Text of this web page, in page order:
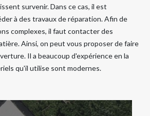
survenir. Dans ce cas, il est
à des travaux de réparation. Afin de
complexes, il faut contacter des
Ainsi, on peut vous proposer de faire
Il a beaucoup d'expérience en la
qu'il utilise sont modernes.